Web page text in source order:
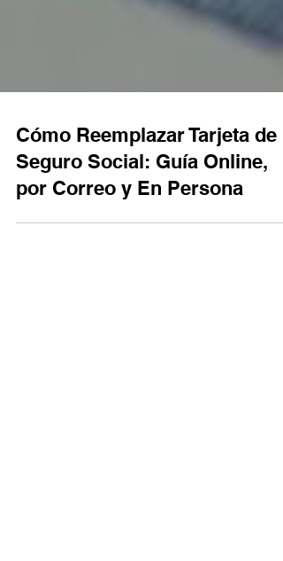
Cómo Reemplazar Tarjeta de
Seguro Social: Guía Online,